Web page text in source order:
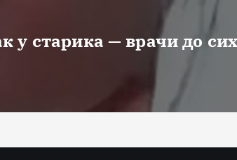
у старика — врачи до